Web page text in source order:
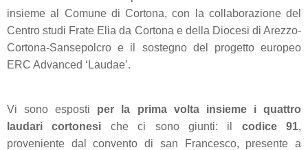
insieme al Comune di Cortona, con la collaborazione del
Centro studi Frate Elia da Cortona e della Diocesi di Arezzo-
Cortona-Sansepolcro e il sostegno del progetto europeo
ERC Advanced ‘Laudae’.
Vi sono esposti per la prima voltainsieme i quattro
laudari cortonesi che ci sono giunti: il codice 91,
proveniente dal convento di san Francesco, presente a